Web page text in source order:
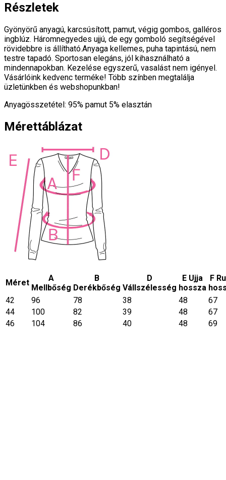
Részletek
Gyönyörű anyagú, karcsúsított, pamut, végig gombos, galléros
ingblúz. Háromnegyedes ujjú, de egy gomboló segítségével
rövidebbre is állítható.Anyaga kellemes, puha tapintású, nem
testre tapadó. Sportosan elegáns, jól kihasználható a
mindennapokban. Kezelése egyszerű, vasalást nem igényel.
Vásárlóink kedvenc terméke! Több színben megtalálja
üzletünkben és webshopunkban!
Anyagösszetétel: 95% pamut 5% elasztán
Mérettáblázat
Méret
A
Mellbőség
B
Derékbőség
D
Vállszélesség
E Ujja
hossza
F
42
96 78 38 48
67
44
100 82 39 48
67
46
104 86 40 48 69